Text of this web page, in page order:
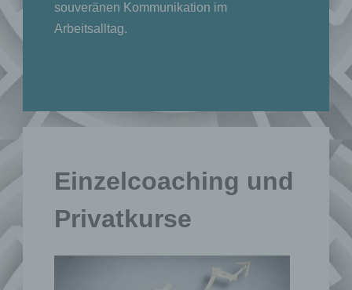
souveränen Kommunikation im
Arbeitsalltag.
Einzelcoaching und
Privatkurse